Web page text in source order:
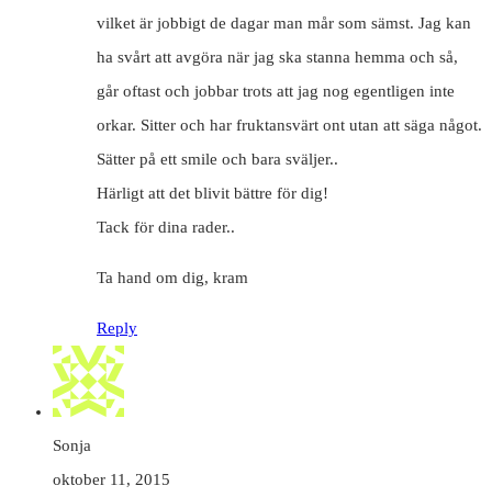
vilket är jobbigt de dagar man mår som sämst. Jag kan
ha svårt att avgöra när jag ska stanna hemma och så,
går oftast och jobbar trots att jag nog egentligen inte
orkar. Sitter och har fruktansvärt ont utan att säga något.
Sätter på ett smile och bara sväljer..
Härligt att det blivit bättre för dig!
Tack för dina rader..
Ta hand om dig, kram
Reply
Sonja
oktober 11, 2015